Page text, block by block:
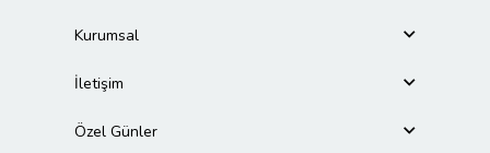
Kurumsal
İletişim
Özel Günler